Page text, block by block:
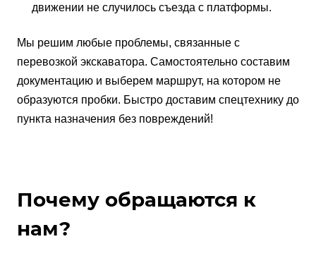
движении не случилось съезда с платформы.
Мы решим любые проблемы, связанные с
перевозкой экскаватора. Самостоятельно составим
документацию и выберем маршрут, на котором не
образуются пробки. Быстро доставим спецтехнику до
пункта назначения без повреждений!
Почему обращаются к
нам?